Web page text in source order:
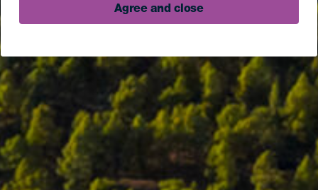
Agree and close